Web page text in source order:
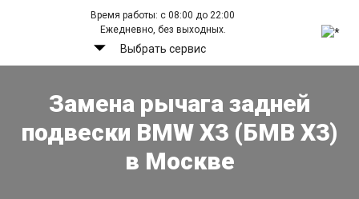
Время работы: с 08:00 до 22:00
Ежедневно, без выходных.
Выбрать сервис
Замена рычага задней
подвески BMW X3 (БМВ Х3)
в Москве